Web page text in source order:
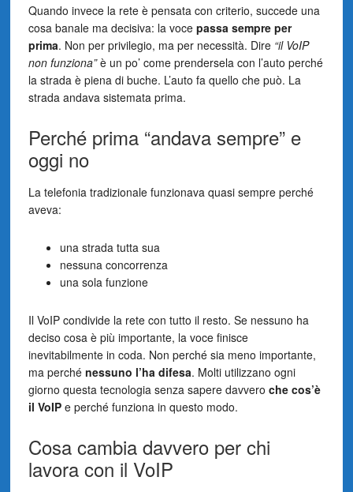
Quando invece la rete è pensata con criterio, succede una
cosa banale ma decisiva: la voce passa sempre per
prima. Non per privilegio, ma per necessità. Dire “il VoIP
non funziona”è un po’ come prendersela con l’auto perché
la strada è piena di buche. L’auto fa quello che può. La
strada andava sistemata prima.
Perché prima “andava sempre” e
oggi no
La telefonia tradizionale funzionava quasi sempre perché
aveva:
una strada tutta sua
nessuna concorrenza
una sola funzione
Il VoIP condivide la rete con tutto il resto. Se nessuno ha
deciso cosa è più importante, la voce finisce
inevitabilmente in coda. Non perché sia meno importante,
ma perché nessuno l’ha difesa. Molti utilizzano ogni
giorno questa tecnologia senza sapere davvero che cos’è
il VoIPe perché funziona in questo modo.
Cosa cambia davvero per chi
lavora con il VoIP